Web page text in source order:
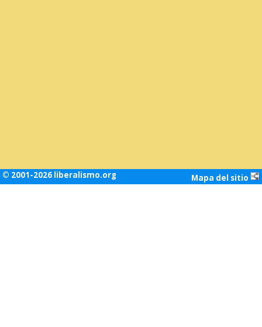
© 2001-2026 liberalismo.org Mapa del sitio